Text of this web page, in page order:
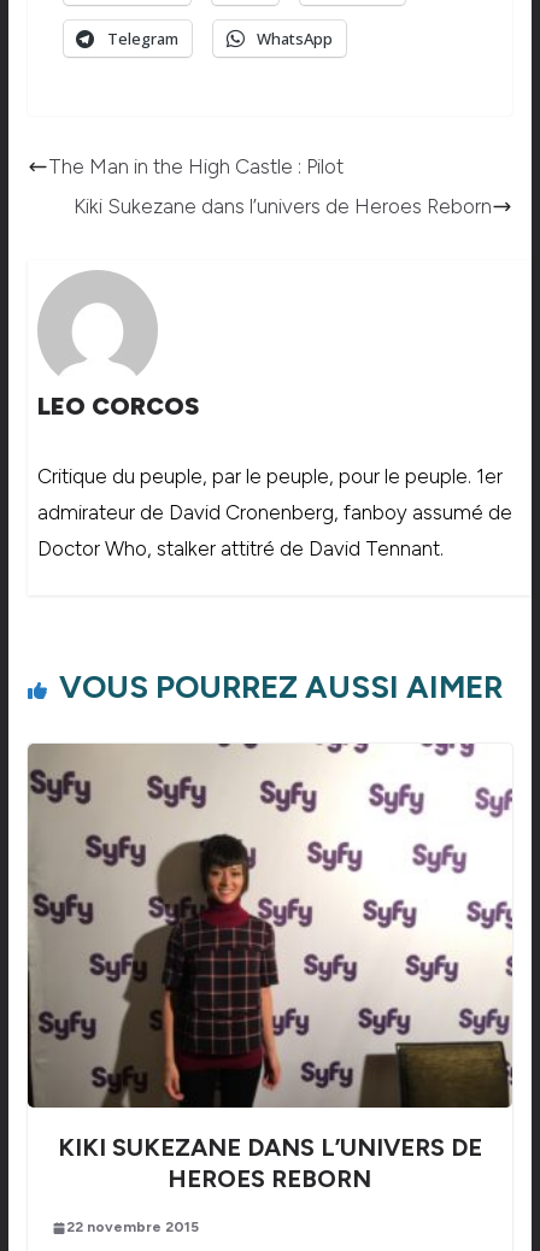
Telegram WhatsApp
The Man in the High Castle : Pilot
Kiki Sukezane dans l’univers de Heroes Reborn
LEO CORCOS
Critique du peuple, par le peuple, pour le peuple. 1er
admirateur de David Cronenberg, fanboy assumé de
Doctor Who, stalker attitré de David Tennant.
VOUS POURREZ AUSSI AIMER
KIKI SUKEZANE DANS L’UNIVERS DE
HEROES REBORN
22 novembre 2015